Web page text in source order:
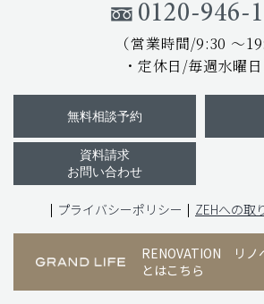
0120-946-
（営業時間/9:30 ～
・定休日/毎週水曜日
無料相談予約
資料請求
お問い合わせ
プライバシーポリシー ZEHへの取
RENOVATION
リノ
とはこちら